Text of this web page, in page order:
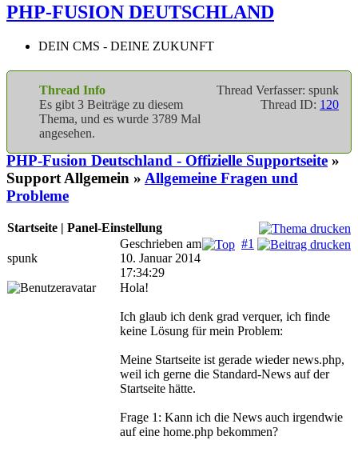
PHP-FUSION DEUTSCHLAND
DEIN CMS - DEINE ZUKUNFT
Thread Verfasser: spunk
Thread ID: 120
Thread Info
Es gibt 3 Beiträge zu diesem
Thema, und es wurde 3789 Mal
angesehen.
PHP-Fusion Deutschland - Offizielle Supportseite »
Support Allgemein » Allgemeine Fragen und
Probleme
Startseite | Panel-Einstellung
spunk
#1
Geschrieben am
10. Januar 2014
17:34:29
Hola!
Ich glaub ich denk grad verquer, ich finde
keine Lösung für mein Problem:
Meine Startseite ist gerade wieder news.php,
weil ich gerne die Standard-News auf der
Startseite hätte.
Frage 1: Kann ich die News auch irgendwie
auf eine home.php bekommen?